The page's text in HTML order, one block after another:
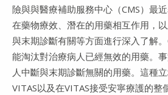
險與與醫療補助服務中心（CMS）最
在藥物療效、潛在的用藥相互作用，
與末期診斷有關等方面進行深入了解
能淘汰對治療病人已經無效的用藥。
人中斷與末期診斷無關的用藥。這種
VITAS以及在VITAS接受安寧療護的整